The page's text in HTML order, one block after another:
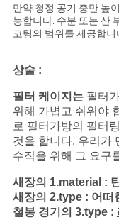
맵
PRIVACY
POLICY
만약 청정 공기 충만 높
능합니다. 수분 또는 산
코팅의 범위를 제공합니
상술 :
필터 케이지는필터
위해 가볍고 쉬워야
로 필터가방의 필터
것을 합니다. 우리가
수직을 위해 그 요구
새장의 1.material :
새장의 2.type : 어떠
철봉 경기의 3.type :